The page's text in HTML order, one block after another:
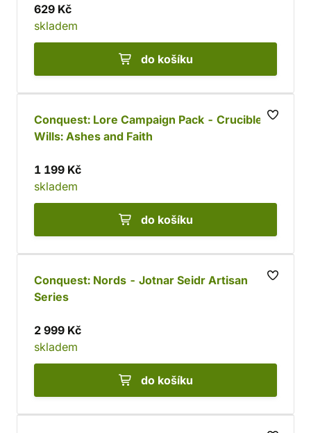
629 Kč
skladem
do košíku
Conquest: Lore Campaign Pack - Crucible of
Wills: Ashes and Faith
1 199 Kč
skladem
do košíku
Conquest: Nords - Jotnar Seidr Artisan
Series
2 999 Kč
skladem
do košíku